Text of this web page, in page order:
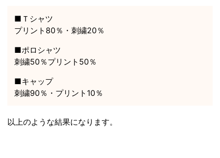
■Ｔシャツ
プリント80％・刺繍20％
■ポロシャツ
刺繍50％プリント50％
■キャップ
刺繍90％・プリント10％
以上のような結果になります。